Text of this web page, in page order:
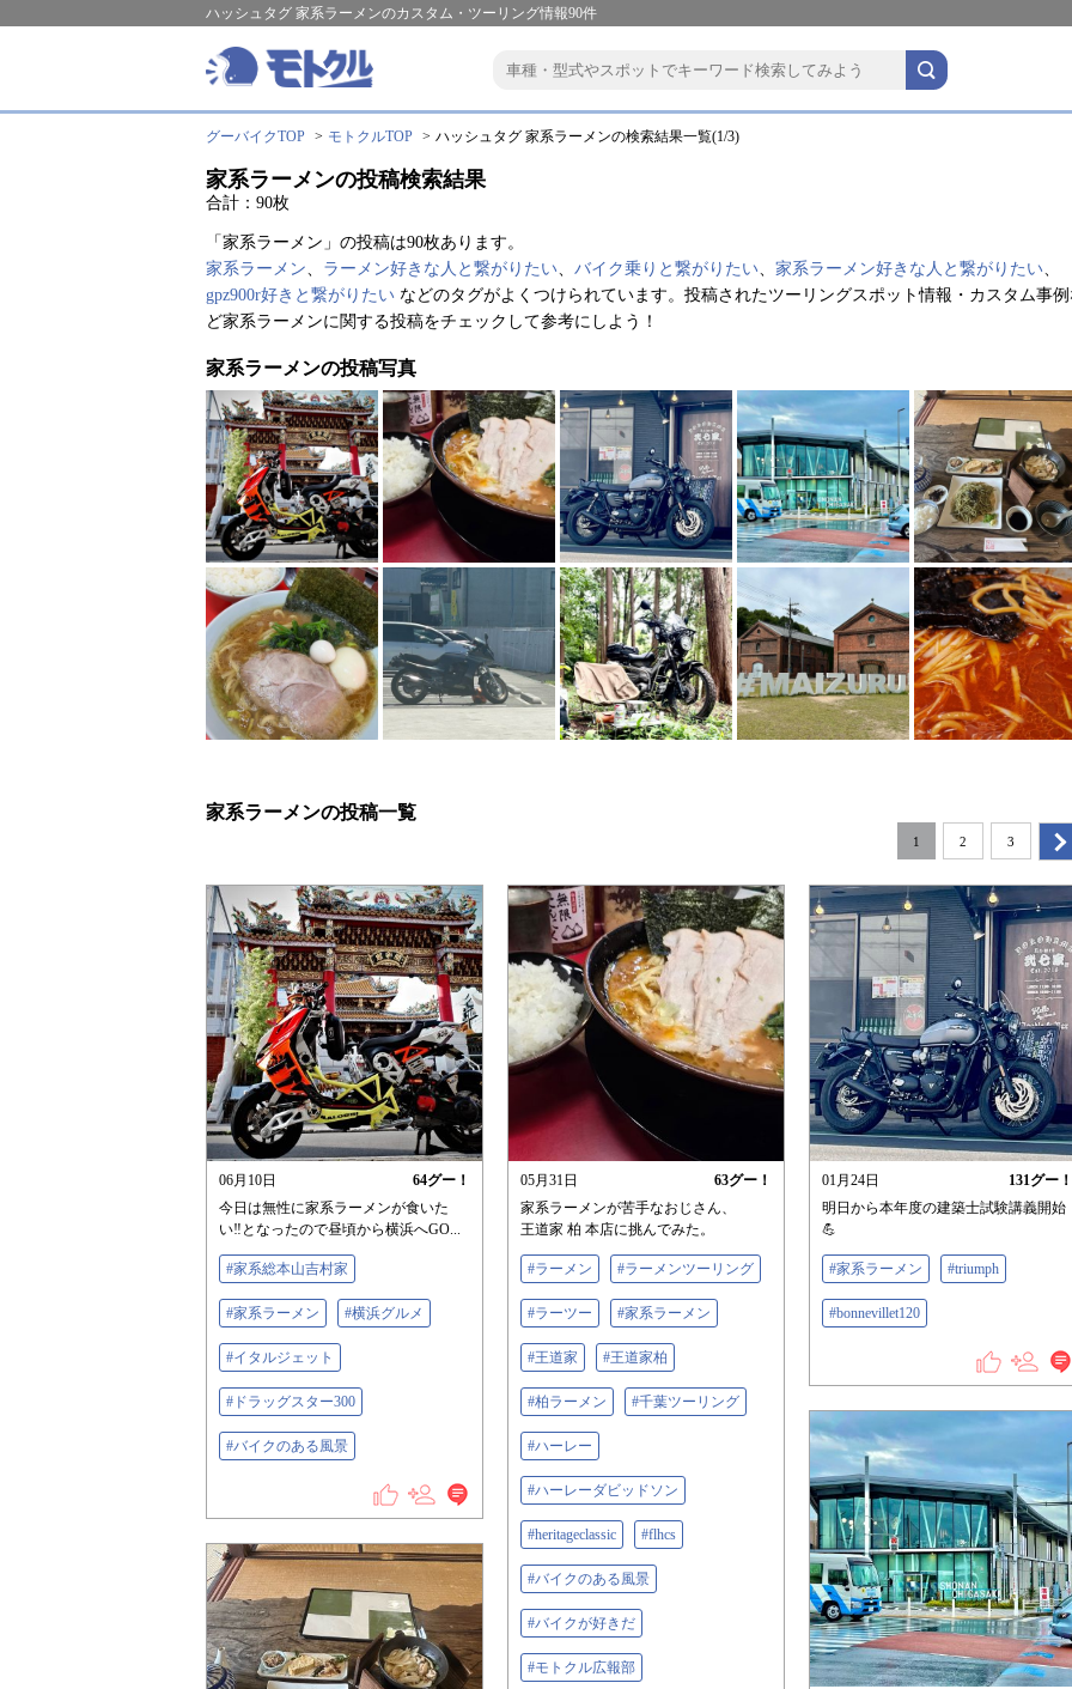
ハッシュタグ 家系ラーメンのカスタム・ツーリング情報90件
グーバイクTOP モトクルTOP ハッシュタグ 家系ラーメンの検索結果一覧(1/3)
家系ラーメンの投稿検索結果
合計：90枚
「家系ラーメン」の投稿は90枚あります。
家系ラーメン、 ラーメン好きな人と繋がりたい、 バイク乗りと繋がりたい、 家系ラーメン好きな人と繋がりたい、
gpz900r好きと繋がりたい などのタグがよくつけられています。投稿されたツーリングスポット情報・カスタム事
ど家系ラーメンに関する投稿をチェックして参考にしよう！
家系ラーメンの投稿写真
家系ラーメンの投稿一覧
1 2 3
06月10日 64グー！
今日は無性に家系ラーメンが食いた
い‼️となったので昼頃から横浜へGO...
#家系総本山吉村家
#家系ラーメン #横浜グルメ
#イタルジェット
#ドラッグスター300
#バイクのある風景
05月31日 63グー！
家系ラーメンが苦手なおじさん、
王道家 柏 本店に挑んでみた。
#ラーメン #ラーメンツーリング
#ラーツー #家系ラーメン
#王道家 #王道家柏
#柏ラーメン #千葉ツーリング
#ハーレー
#ハーレーダビッドソン
#heritageclassic #flhcs
#バイクのある風景
#バイクが好きだ
#モトクル広報部
01月24日 131グー！
明日から本年度の建築士試験講義開始
💪
#家系ラーメン #triumph
#bonnevillet120